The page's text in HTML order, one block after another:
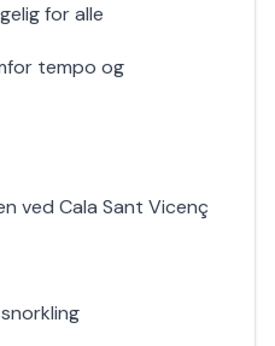
for alle
tempo og
ved Cala Sant Vicenç